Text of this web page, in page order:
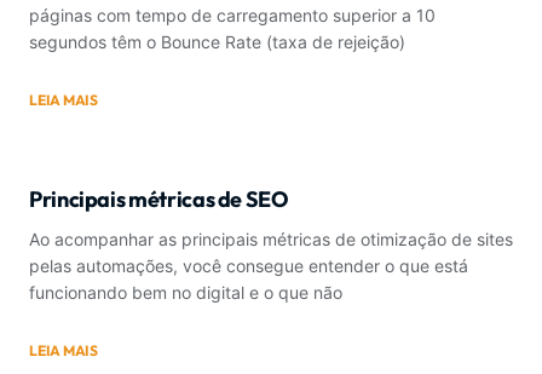
páginas com tempo de carregamento superior a 10
segundos têm o Bounce Rate (taxa de rejeição)
LEIA MAIS
Principais métricas de SEO
Ao acompanhar as principais métricas de otimização de sites
pelas automações, você consegue entender o que está
funcionando bem no digital e o que não
LEIA MAIS